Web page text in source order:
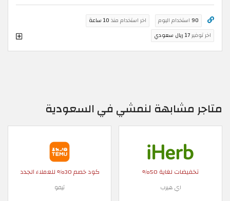
90 استخدام اليوم اخر استخدام منذ 10 ساعة
اخر توفير17 ريال سعودي
متاجر مشابهة لنمشي في السعودية
تخفيضات لغاية 50%
اي هيرب
كود خصم 30% للعملاء الجدد
تيمو